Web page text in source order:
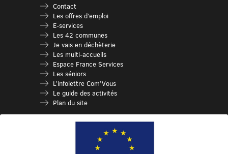
Contact
Les offres d’emploi
E-services
Les 42 communes
Je vais en déchèterie
Les multi-accueils
Espace France Services
Les séniors
L’infolettre Com’Vous
Le guide des activités
Plan du site